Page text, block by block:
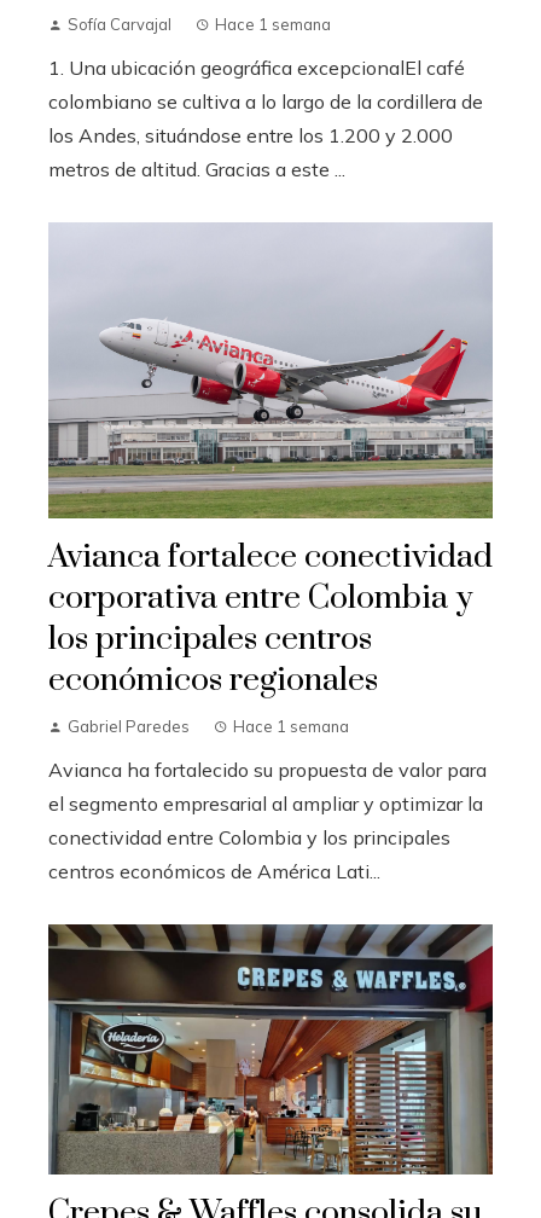
Sofía Carvajal Hace 1 semana
1. Una ubicación geográfica excepcionalEl café
colombiano se cultiva a lo largo de la cordillera de
los Andes, situándose entre los 1.200 y 2.000
metros de altitud. Gracias a este ...
Avianca fortalece conectividad
corporativa entre Colombia y
los principales centros
económicos regionales
Gabriel Paredes Hace 1 semana
Avianca ha fortalecido su propuesta de valor para
el segmento empresarial al ampliar y optimizar la
conectividad entre Colombia y los principales
centros económicos de América Lati...